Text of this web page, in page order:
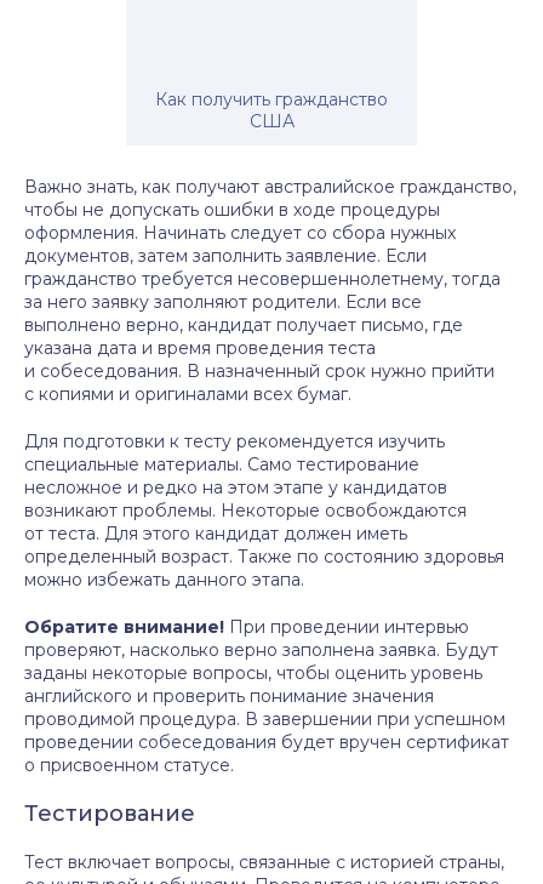
Как получить гражданство
США
Важно знать, как получают австралийское гражданство,
чтобы не допускать ошибки в ходе процедуры
оформления. Начинать следует со сбора нужных
документов, затем заполнить заявление. Если
гражданство требуется несовершеннолетнему, тогда
за него заявку заполняют родители. Если все
выполнено верно, кандидат получает письмо, где
указана дата и время проведения теста
и собеседования. В назначенный срок нужно прийти
с копиями и оригиналами всех бумаг.
Для подготовки к тесту рекомендуется изучить
специальные материалы. Само тестирование
несложное и редко на этом этапе у кандидатов
возникают проблемы. Некоторые освобождаются
от теста. Для этого кандидат должен иметь
определенный возраст. Также по состоянию здоровья
можно избежать данного этапа.
Обратите внимание! При проведении интервью
проверяют, насколько верно заполнена заявка. Будут
заданы некоторые вопросы, чтобы оценить уровень
английского и проверить понимание значения
проводимой процедура. В завершении при успешном
проведении собеседования будет вручен сертификат
о присвоенном статусе.
Тестирование
Тест включает вопросы, связанные с историей страны,